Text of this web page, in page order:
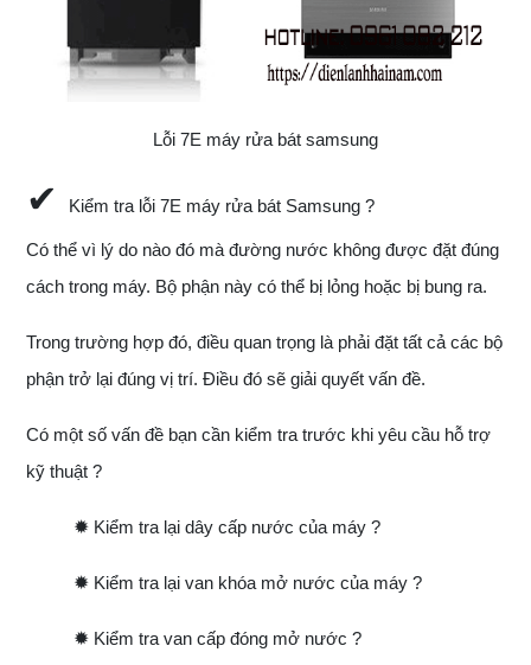
Lỗi 7E máy rửa bát samsung
✔ Kiểm tra lỗi 7E máy rửa bát Samsung ?
Có thể vì lý do nào đó mà đường nước không được đặt đúng
cách trong máy. Bộ phận này có thể bị lỏng hoặc bị bung ra.
Trong trường hợp đó, điều quan trọng là phải đặt tất cả các bộ
phận trở lại đúng vị trí. Điều đó sẽ giải quyết vấn đề.
Có một số vấn đề bạn cần kiểm tra trước khi yêu cầu hỗ trợ
kỹ thuật ?
✹ Kiểm tra lại dây cấp nước của máy ?
✹ Kiểm tra lại van khóa mở nước của máy ?
✹ Kiểm tra van cấp đóng mở nước ?